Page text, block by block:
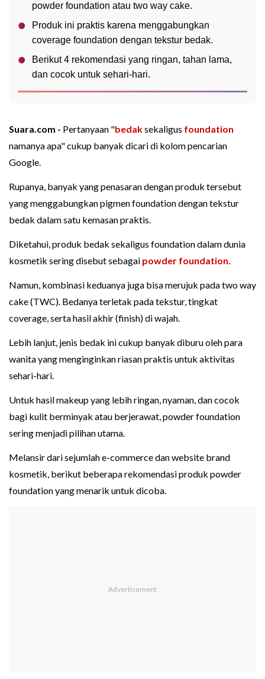
powder foundation atau two way cake.
Produk ini praktis karena menggabungkan
coverage foundation dengan tekstur bedak.
Berikut 4 rekomendasi yang ringan, tahan lama,
dan cocok untuk sehari-hari.
Suara.com - Pertanyaan "bedaksekaligus foundation
namanya apa" cukup banyak dicari di kolom pencarian
Google.
Rupanya, banyak yang penasaran dengan produk tersebut
yang menggabungkan pigmen foundation dengan tekstur
bedak dalam satu kemasan praktis.
Diketahui, produk bedak sekaligus foundation dalam dunia
kosmetik sering disebut sebagai powder foundation.
Namun, kombinasi keduanya juga bisa merujuk pada two way
cake (TWC). Bedanya terletak pada tekstur, tingkat
coverage, serta hasil akhir (finish) di wajah.
Lebih lanjut, jenis bedak ini cukup banyak diburu oleh para
wanita yang menginginkan riasan praktis untuk aktivitas
sehari-hari.
Untuk hasil makeup yang lebih ringan, nyaman, dan cocok
bagi kulit berminyak atau berjerawat, powder foundation
sering menjadi pilihan utama.
Melansir dari sejumlah e-commerce dan website brand
kosmetik, berikut beberapa rekomendasi produk powder
foundation yang menarik untuk dicoba.